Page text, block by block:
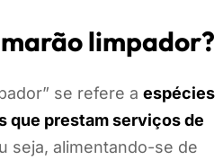
limpador?
se refere a espécies
que prestam serviços de
seja, alimentando-se de